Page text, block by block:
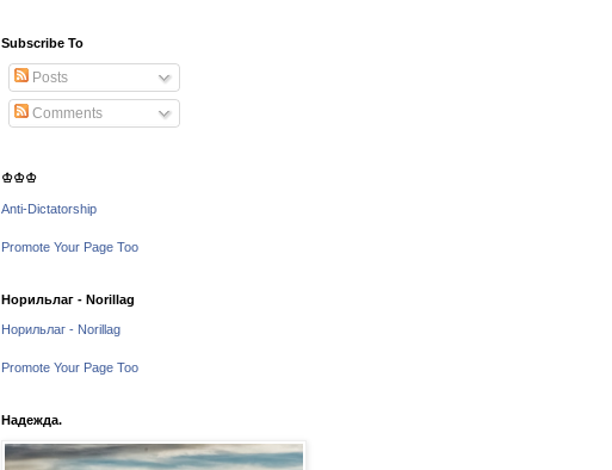
Subscribe To
Posts
Comments
♔♔♔
Anti-Dictatorship
Promote Your Page Too
Норильлаг - Norillag
Норильлаг - Norillag
Promote Your Page Too
Надежда.